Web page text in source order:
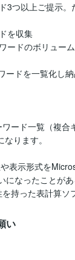
3つ以上ご提示
を収集
ードのボリュー
ードを一覧化し
ード一覧（複合
ります。
表示形式を
になったことが
持った表計算ソ
い